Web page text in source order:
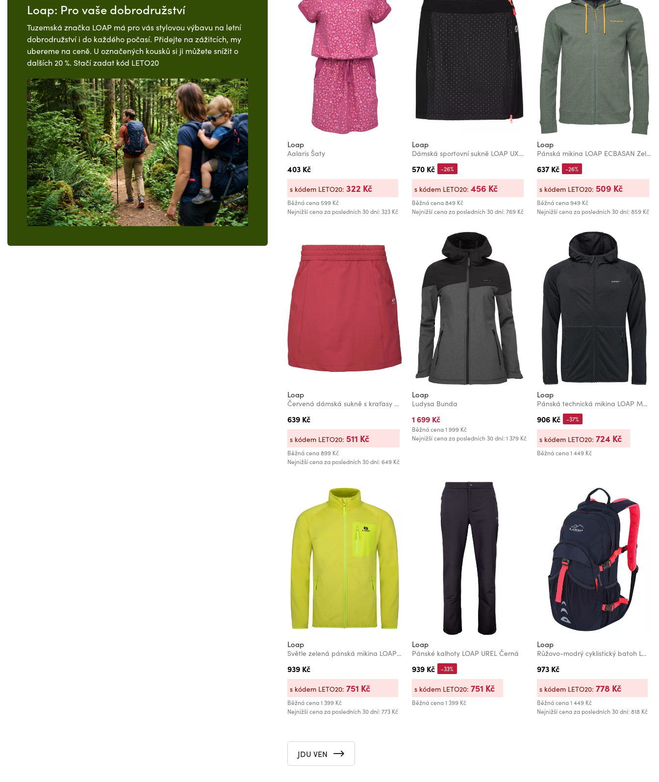
Loap: Pro vaše dobrodružství
Tuzemská značka LOAP má pro vás stylovou výbavu na letní
dobrodružství i do každého počasí. Přidejte na zážitcích, my
ubereme na ceně. U označených kousků si ji můžete snížit o
dalších 20 %. Stačí zadat kód LETO20
Loap
Aalaris Šaty
403 Kč
Běžná cena599 Kč
Nejnižší cena za posledních 30 dní: 323 Kč
s kódem LETO20: 322 Kč
Loap
Dámská sportovní sukně LOAP UXNORA Černá
570 Kč
Běžná cena 849 Kč
Nejnižší cena za posledních 30 dní: 769 Kč
-26%
s kódem LETO20:456 Kč
Loap
Pánská mikina LOAP ECBASAN Zelená
637 Kč
Běžná cena 949 Kč
Nejnižší cena za posledních 30 dní: 859 Kč
-26%
s kódem LETO20: 509 Kč
Loap
Červená dámská sukně s kraťasy 2v1 LOAP UZNORA
639 Kč
Běžná cena899 Kč
Nejnižší cena za posledních 30 dní: 649 Kč
s kódem LETO20: 511 Kč
Loap
Ludysa Bunda
1 699 Kč
Běžná cena 1 999 Kč
Nejnižší cena za posledních 30 dní: 1 379 Kč
Loap
Pánská technická mikina LOAP MOHER Tmavě šedá
906 Kč
Běžná cena 1 449 Kč
-37%
s kódem LETO20: 724 Kč
Loap
Světle zelená pánská mikina LOAP MOTOL
939 Kč
Běžná cena1 399 Kč
Nejnižší cena za posledních 30 dní: 773 Kč
s kódem LETO20: 751 Kč
Loap
Pánské kalhoty LOAP UREL Černá
939 Kč
Běžná cena 1 399 Kč
-33%
s kódem LETO20:751 Kč
Loap
Růžovo-modrý cyklistický batoh LOAP TOPGATE
973 Kč
Běžná cena 1 449 Kč
Nejnižší cena za posledních 30 dní: 818 Kč
s kódem LETO20: 778 Kč
JDU VEN